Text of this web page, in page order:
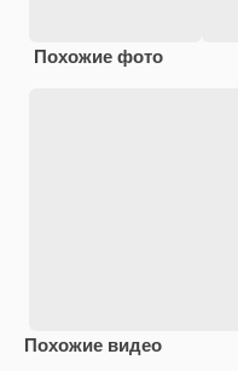
Похожие фото
Похожие видео